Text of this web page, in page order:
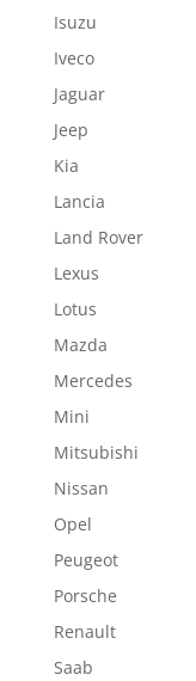
Isuzu
Iveco
Jaguar
Jeep
Kia
Lancia
Land Rover
Lexus
Lotus
Mazda
Mercedes
Mini
Mitsubishi
Nissan
Opel
Peugeot
Porsche
Renault
Saab